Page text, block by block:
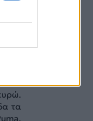
θα
δεν
το
τα